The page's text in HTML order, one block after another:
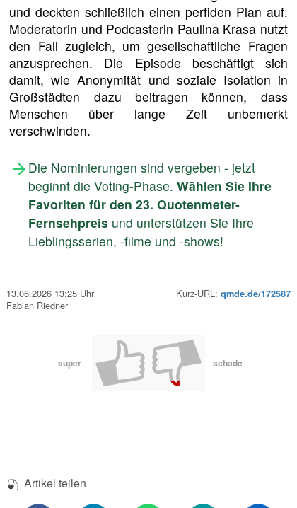
und deckten schließlich einen perfiden Plan auf.
Moderatorin und Podcasterin Paulina Krasa nutzt
den Fall zugleich, um gesellschaftliche Fragen
anzusprechen. Die Episode beschäftigt sich
damit, wie Anonymität und soziale Isolation in
Großstädten dazu beitragen können, dass
Menschen über lange Zeit unbemerkt
verschwinden.
Die Nominierungen sind vergeben - jetzt
beginnt die Voting-Phase. Wählen Sie Ihre
Favoriten für den 23. Quotenmeter-
Fernsehpreis und unterstützen Sie Ihre
Lieblingsserien, -filme und -shows!
13.06.2026 13:25 Uhr Kurz-URL: qmde.de/172587
Fabian Riedner
super schade
Artikel teilen